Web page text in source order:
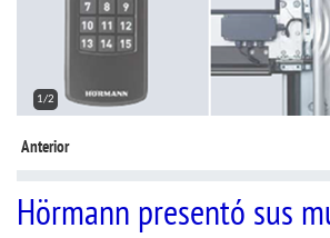
1/2
Anterior
Hörmann presentó sus